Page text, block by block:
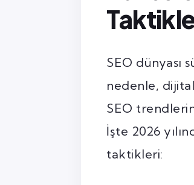
SEO dünyası
nedenle,
SEO
İşte 2026
taktikleri: